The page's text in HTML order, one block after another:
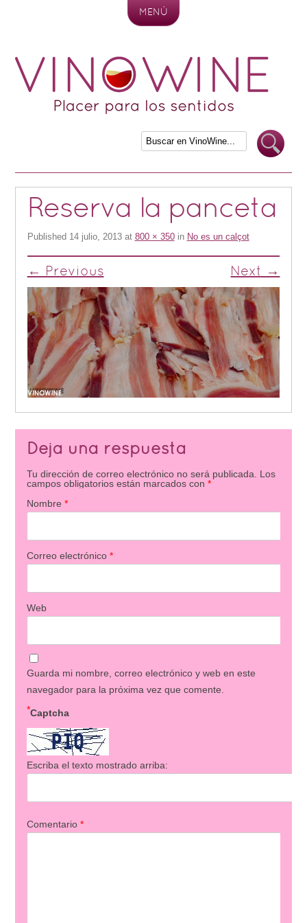
MENÚ
Reserva la panceta
Published 14 julio, 2013at 800 × 350in No es un calçot
← Previous Next →
Deja una respuesta
Tu dirección de correo electrónico no será publicada.
Los
campos obligatorios están marcados con *
Nombre *
Correo electrónico *
Web
Guarda mi nombre, correo electrónico y web en este
navegador para la próxima vez que comente.
Captcha
*
Escriba el texto mostrado arriba:
Comentario *